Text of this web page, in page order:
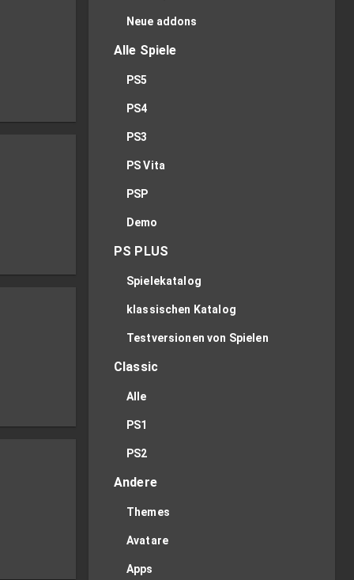
Neue addons
Alle Spiele
PS5
PS4
PS3
PS Vita
PSP
Demo
PS PLUS
Spielekatalog
klassischen Katalog
Testversionen von Spielen
Classic
Alle
PS1
PS2
Andere
Themes
Avatare
Apps